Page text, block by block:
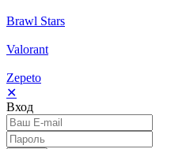
Brawl Stars
Valorant
Zepeto
✕
Вход